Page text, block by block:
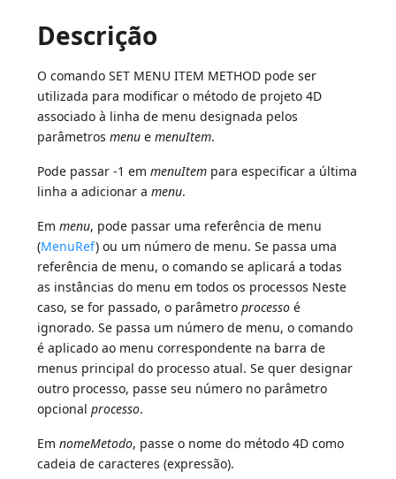
Descrição
O comando SET MENU ITEM METHOD pode ser
utilizada para modificar o método de projeto 4D
associado à linha de menu designada pelos
parâmetrosmenu emenuItem.
Pode passar -1 emmenuItem para especificar a última
linha a adicionar amenu.
Emmenu, pode passar uma referência de menu
(MenuRef) ou um número de menu. Se passa uma
referência de menu, o comando se aplicará a todas
as instâncias do menu em todos os processos Neste
caso, se for passado, o parâmetroprocesso é
ignorado. Se passa um número de menu, o comando
é aplicado ao menu correspondente na barra de
menus principal do processo atual. Se quer designar
outro processo, passe seu número no parâmetro
opcionalprocesso.
EmnomeMetodo, passe o nome do método 4D como
cadeia de caracteres (expressão).